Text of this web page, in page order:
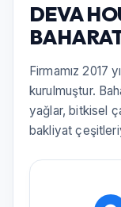
DEVA
Firmamız 2017
kurulmuştur.
yağlar, bitkisel
bakliyat